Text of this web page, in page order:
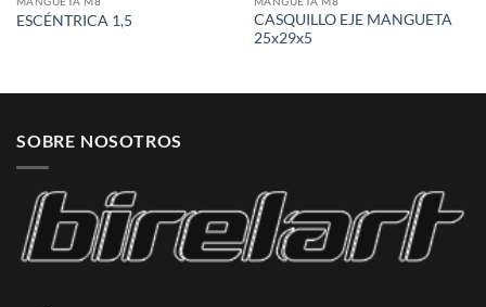
ESCÉNTRICA 1,5
CASQUILLO EJE MANGUETA
25x29x5
SOBRE NOSOTROS